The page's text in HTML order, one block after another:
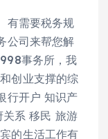
有需要税务规
公司来帮您解
事务所，我
创业支撑的综
行开户 知识产
系 移民 旅游
的生活工作有